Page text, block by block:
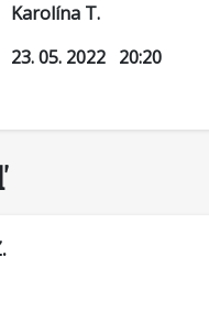
Karolína T.
23. 05. 2022 20:20